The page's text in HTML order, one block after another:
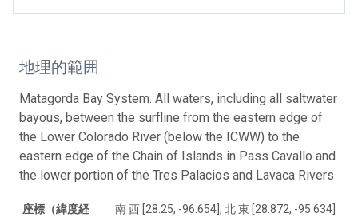
地理的範囲
Matagorda Bay System. All waters, including all saltwater
bayous, between the surfline from the eastern edge of
the Lower Colorado River (below the ICWW) to the
eastern edge of the Chain of Islands in Pass Cavallo and
the lower portion of the Tres Palacios and Lavaca Rivers
座標（緯度経
南 西 [28.25, -96.654], 北 東 [28.872, -95.634]